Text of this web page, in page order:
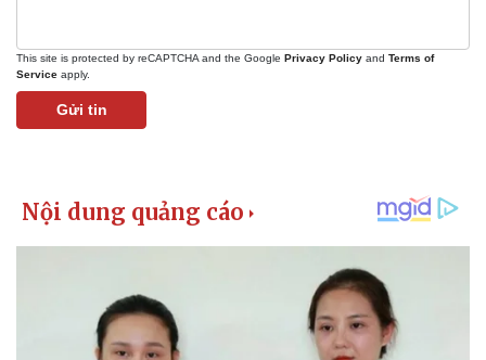
This site is protected by reCAPTCHA and the Google Privacy Policy and Terms of
Service apply.
Gửi tin